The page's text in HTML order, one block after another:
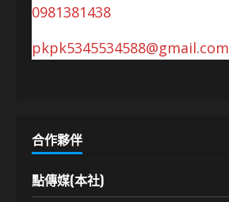
0981381438
pkpk5345534588@gmail.com
合作夥伴
點傳媒(本社)